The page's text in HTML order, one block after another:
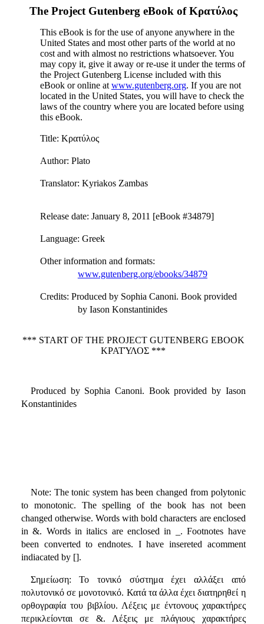
The Project Gutenberg eBook ofΚρατύλος
This eBook is for the use of anyone anywhere in the
United States and most other parts of the world at no
cost and with almost no restrictions whatsoever. You
may copy it, give it away or re-use it under the terms of
the Project Gutenberg License included with this
eBook or online at www.gutenberg.org. If you are not
located in the United States, you will have to check the
laws of the country where you are located before using
this eBook.
Title: Κρατύλος
Author: Plato
Translator: Kyriakos Zambas
Release date: January 8, 2011 [eBook #34879]
Language: Greek
Other information and formats:
www.gutenberg.org/ebooks/34879
Credits: Produced by Sophia Canoni. Book provided
by Iason Konstantinides
*** START OF THE PROJECT GUTENBERG EBOOK
ΚΡΑΤΎΛΟΣ ***
Produced by Sophia Canoni. Book provided by Iason
Konstantinides
Note: The tonic system has been changed from polytonic
to monotonic. The spelling of the book has not been
changed otherwise. Words with bold characters are enclosed
in &. Words in italics are enclosed in _. Footnotes have
been converted to endnotes. I have insereted acomment
indiacated by [].
Σημείωση: Το τονικό σύστημα έχει αλλάξει από
πολυτονικό σε μονοτονικό. Κατά τα άλλα έχει διατηρηθεί η
ορθογραφία του βιβλίου. Λέξεις με έντονους χαρακτήρες
περικλείονται σε &. Λέξεις με πλάγιους χαρακτήρες